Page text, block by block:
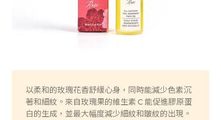
以柔和的玫瑰花香舒緩心身，同時能減少色素沉
著和細紋。來自玫瑰果的維生素 C 能促進膠原蛋
白的生成，並最大幅度減少細紋和皺紋的出現。